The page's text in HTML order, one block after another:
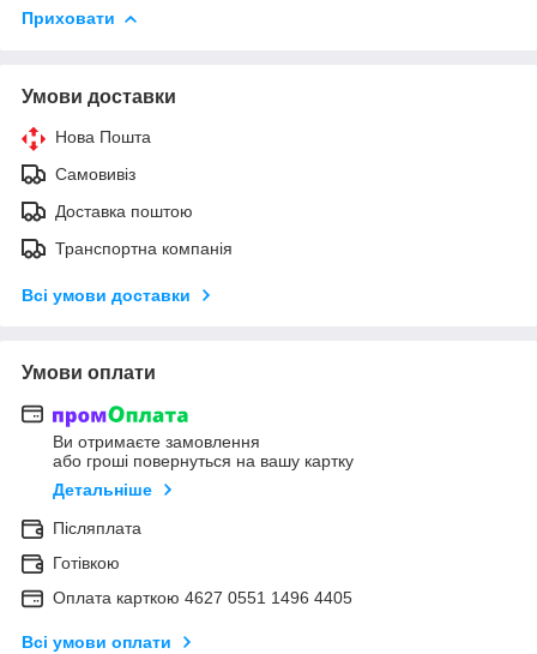
Приховати
Умови доставки
Нова Пошта
Самовивіз
Доставка поштою
Транспортна компанія
Всі умови доставки
Умови оплати
Ви отримаєте замовлення
або гроші повернуться на вашу картку
Детальніше
Післяплата
Готівкою
Оплата карткою 4627 0551 1496 4405
Всі умови оплати